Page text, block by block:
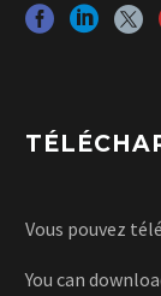
Vous pouvez
You can